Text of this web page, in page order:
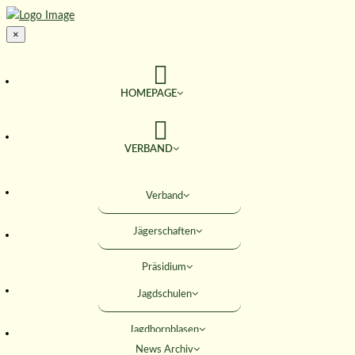
×
HOMEPAGE
VERBAND
Verband
Jägerschaften
Präsidium
TERMINE
JAGD & NATUR
Jagdschulen
Jagdhornblasen
SERVICE
News Archiv
AKTIVITÄTEN